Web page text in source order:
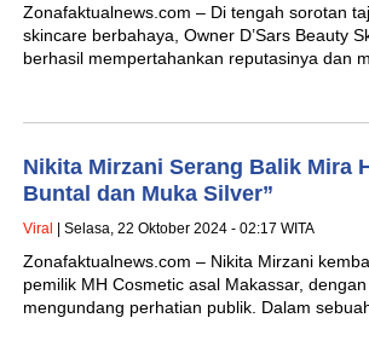
Zonafaktualnews.com – Di tengah sorotan
skincare berbahaya, Owner D’Sars Beauty
berhasil mempertahankan reputasinya dan
Nikita Mirzani Serang Balik Mira
Buntal dan Muka Silver”
Viral | Selasa, 22 Oktober 2024 - 02:17 WITA
Zonafaktualnews.com – Nikita Mirzani
pemilik MH Cosmetic asal Makassar,
mengundang perhatian publik. Dalam